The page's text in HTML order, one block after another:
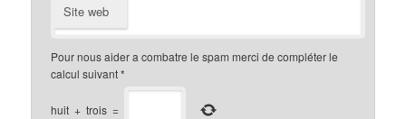
Site web
Pour nous aider a combatre le spam merci de compléter le
calcul suivant*
huit + trois =